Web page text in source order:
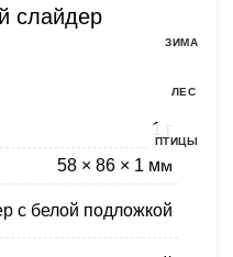
ЗИМА
ЛЕС
ПТИЦЫ
слайдер
цена составляла
цена: 100 руб..
1 г
58 × 86 × 1 мм
с белой подложкой